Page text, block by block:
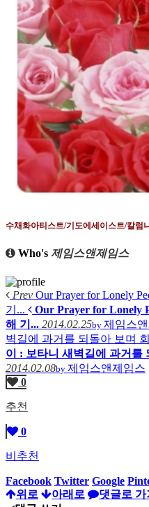
수채화아티스트/기도에세이스트/칼럼
Who's 제임스앤제임스
Prev Our Prayer for Lonely
기...
Our Prayer for Lonely
해 기... 2014.02.25by 제임스
벽길에 과거를 되돌아 보며
이 : 보타니 새벽길에 과거를
2014.02.08by 제임스앤제임스
0
추천
0
비추천
Facebook Twitter Google
위로
아래로 댓글로 가